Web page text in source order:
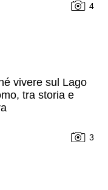
4
vivere sul Lago
tra storia e
3